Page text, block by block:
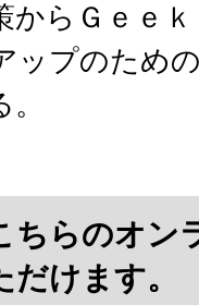
からＧｅｅ
ップのため
ちらのオン
だけます。